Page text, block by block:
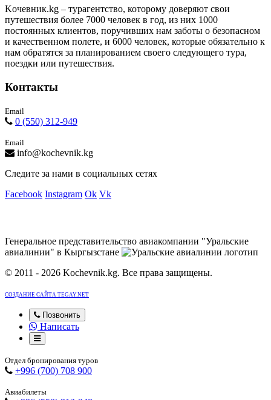
Kочевник.kg – турагентство, которому доверяют свои
путешествия более 7000 человек в год, из них 1000
постоянных клиентов, поручивших нам заботы о безопасном
и качественном полете, и 6000 человек, которые обязательно к
нам обратятся за планированием своего следующего тура,
поездки или путешествия.
Контакты
Email
0 (550) 312-949
Email
info@kochevnik.kg
Следите за нами в социальных сетях
Facebook Instagram Ok Vk
Генеральное представительство авиакомпании "Уральские
авиалинии" в Кыргызстане
© 2011 - 2026 Kochevnik.kg. Все права защищены.
СОЗДАНИЕ САЙТА TEGAY.NET
Позвонить
Написать
Отдел бронирования туров
+996 (700) 708 900
Авиабилеты